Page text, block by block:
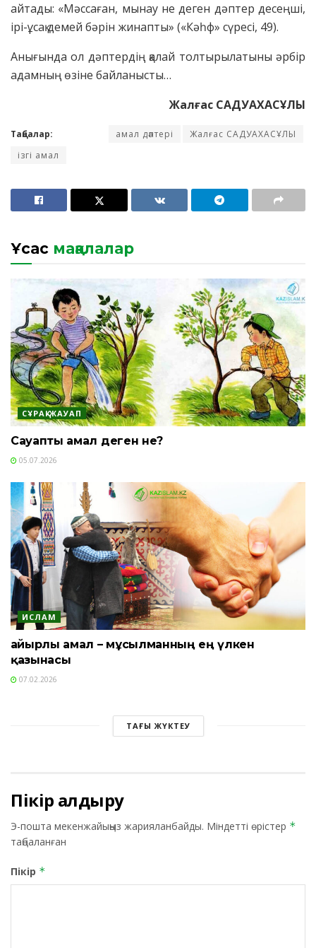
айтады: «Мәссаған, мынау не деген дәптер десеңші,
ірі-ұсақ демей бәрін жинапты» («Кәһф» сүресі, 49).
Анығында ол дәптердің қалай толтырылатыны әрбір
адамның өзіне байланысты…
Жалғас САДУАХАСҰЛЫ
Таңбалар: амал дәптері
Жалғас САДУАХАСҰЛЫ
ізгі амал
Ұқсас мақалалар
СҰРАҚ-ЖАУАП
Сауапты амал деген не?
05.07.2026
ИСЛАМ
Қайырлы амал – мұсылманның ең үлкен
қазынасы
07.02.2026
ТАҒЫ ЖҮКТЕУ
Пікір қалдыру
Э-пошта мекенжайыңыз жарияланбайды. Міндетті өрістер *
таңбаланған
Пікір *